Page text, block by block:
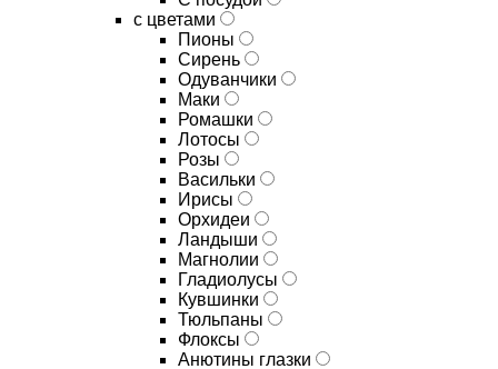
с цветами
Пионы
Сирень
Одуванчики
Маки
Ромашки
Лотосы
Розы
Васильки
Ирисы
Орхидеи
Ландыши
Магнолии
Гладиолусы
Кувшинки
Тюльпаны
Флоксы
Анютины глазки